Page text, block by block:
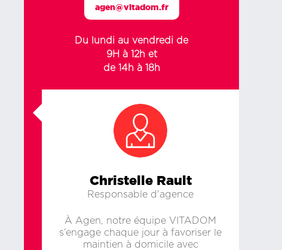
agen@vitadom.fr
Du lundi au vendredi de
9H à 12h et
de 14h à 18h
Christelle Rault
Responsable d'agence
À Agen, notre équipe VITADOM
s’engage chaque jour à favoriser le
maintien à domicile avec